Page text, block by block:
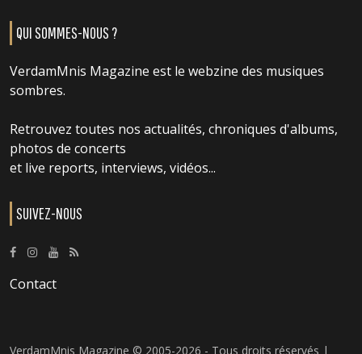
QUI SOMMES-NOUS ?
VerdamMnis Magazine est le webzine des musiques
sombres.
Retrouvez toutes nos actualités, chroniques d'albums,
photos de concerts
et live reports, interviews, vidéos...
SUIVEZ-NOUS
Contact
VerdamMnis Magazine © 2005-2026 - Tous droits réservés |